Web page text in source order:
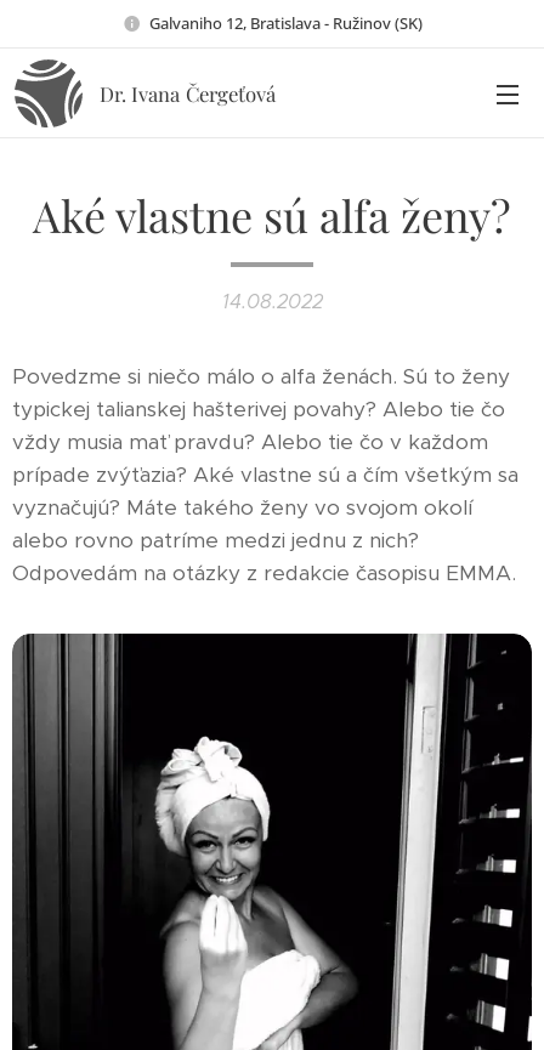
Galvaniho 12, Bratislava - Ružinov (SK)
Dr. Ivana Čergeťová
Aké vlastne sú alfa ženy?
14.08.2022
Povedzme si niečo málo o alfa ženách. Sú to ženy
typickej talianskej hašterivej povahy? Alebo tie čo
vždy musia mať pravdu? Alebo tie čo v každom
prípade zvýťazia? Aké vlastne sú a čím všetkým sa
vyznačujú? Máte takého ženy vo svojom okolí
alebo rovno patríme medzi jednu z nich?
Odpovedám na otázky z redakcie časopisu EMMA.